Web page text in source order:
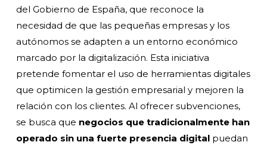
del Gobierno de España, que reconoce la
necesidad de que las pequeñas empresas y los
autónomos se adapten a un entorno económico
marcado por la digitalización. Esta iniciativa
pretende fomentar el uso de herramientas digitales
que optimicen la gestión empresarial y mejoren la
relación con los clientes. Al ofrecer subvenciones,
se busca que negocios que tradicionalmente han
operado sin una fuerte presencia digital puedan